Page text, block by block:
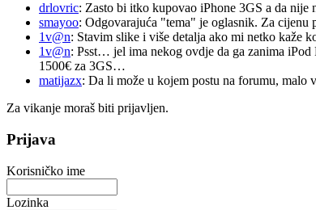
drlovric: Zasto bi itko kupovao iPhone 3GS a da nije
smayoo: Odgovarajuća "tema" je oglasnik. Za cijenu
1v@n: Stavim slike i više detalja ako mi netko kaže
1v@n: Psst… jel ima nekog ovdje da ga zanima
1500€ za 3GS…
matijazx: Da li može u kojem postu na forumu, malo
Za vikanje moraš biti prijavljen.
Prijava
Korisničko ime
Lozinka